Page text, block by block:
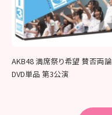
AKB48 満席祭り希望 賛否両論
DVD単品 第3公演